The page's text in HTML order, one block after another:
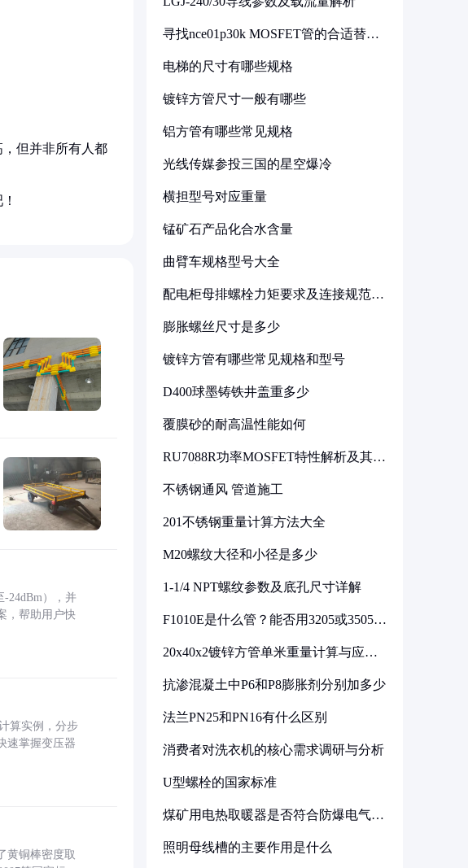
但并非所有人都
24dBm），并
，帮助用户快
算实例，分步
速掌握变压器
黄铜棒密度取
寻找nce01p30k MOSFET管的合适替代
电梯的尺寸有哪些规格
镀锌方管尺寸一般有哪些
铝方管有哪些常见规格
光线传媒参投三国的星空爆冷
横担型号对应重量
锰矿石产品化合水含量
曲臂车规格型号大全
配电柜母排螺栓力矩要求及连接规范详
膨胀螺丝尺寸是多少
镀锌方管有哪些常见规格和型号
D400球墨铸铁井盖重多少
覆膜砂的耐高温性能如何
RU7088R功率MOSFET特性解析及其在
不锈钢通风 管道施工
201不锈钢重量计算方法大全
M20螺纹大径和小径是多少
1-1/4 NPT螺纹参数及底孔尺寸详解
F1010E是什么管？能否用3205或3505代
20x40x2镀锌方管单米重量计算与应用
抗渗混凝土中P6和P8膨胀剂分别加多少
法兰PN25和PN16有什么区别
消费者对洗衣机的核心需求调研与分析
U型螺栓的国家标准
煤矿用电热取暖器是否符合防爆电气设
照明母线槽的主要作用是什么